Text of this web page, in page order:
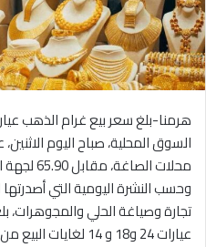
محلات الصاغة، مقابل 65.90 لجهة الشراء.
وحسب النشرة اليومية التي
تجارة وصياغة الحلي والمجوهرات،